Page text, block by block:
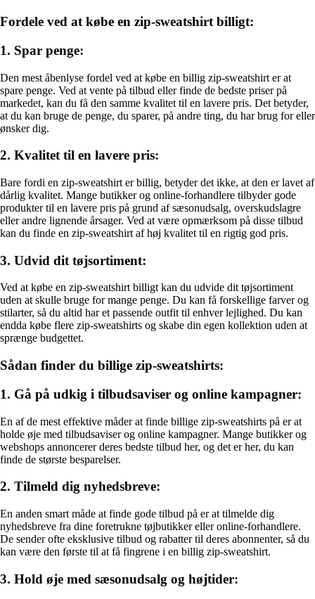
Fordele ved at købe en zip-sweatshirt billigt:
1. Spar penge:
Den mest åbenlyse fordel ved at købe en billig zip-sweatshirt er at
spare penge. Ved at vente på tilbud eller finde de bedste priser på
markedet, kan du få den samme kvalitet til en lavere pris. Det betyder,
at du kan bruge de penge, du sparer, på andre ting, du har brug for eller
ønsker dig.
2. Kvalitet til en lavere pris:
Bare fordi en zip-sweatshirt er billig, betyder det ikke, at den er lavet af
dårlig kvalitet. Mange butikker og online-forhandlere tilbyder gode
produkter til en lavere pris på grund af sæsonudsalg, overskudslagre
eller andre lignende årsager. Ved at være opmærksom på disse tilbud
kan du finde en zip-sweatshirt af høj kvalitet til en rigtig god pris.
3. Udvid dit tøjsortiment:
Ved at købe en zip-sweatshirt billigt kan du udvide dit tøjsortiment
uden at skulle bruge for mange penge. Du kan få forskellige farver og
stilarter, så du altid har et passende outfit til enhver lejlighed. Du kan
endda købe flere zip-sweatshirts og skabe din egen kollektion uden at
sprænge budgettet.
Sådan finder du billige zip-sweatshirts:
1. Gå på udkig i tilbudsaviser og online kampagner:
En af de mest effektive måder at finde billige zip-sweatshirts på er at
holde øje med tilbudsaviser og online kampagner. Mange butikker og
webshops annoncerer deres bedste tilbud her, og det er her, du kan
finde de største besparelser.
2. Tilmeld dig nyhedsbreve:
En anden smart måde at finde gode tilbud på er at tilmelde dig
nyhedsbreve fra dine foretrukne tøjbutikker eller online-forhandlere.
De sender ofte eksklusive tilbud og rabatter til deres abonnenter, så du
kan være den første til at få fingrene i en billig zip-sweatshirt.
3. Hold øje med sæsonudsalg og højtider: